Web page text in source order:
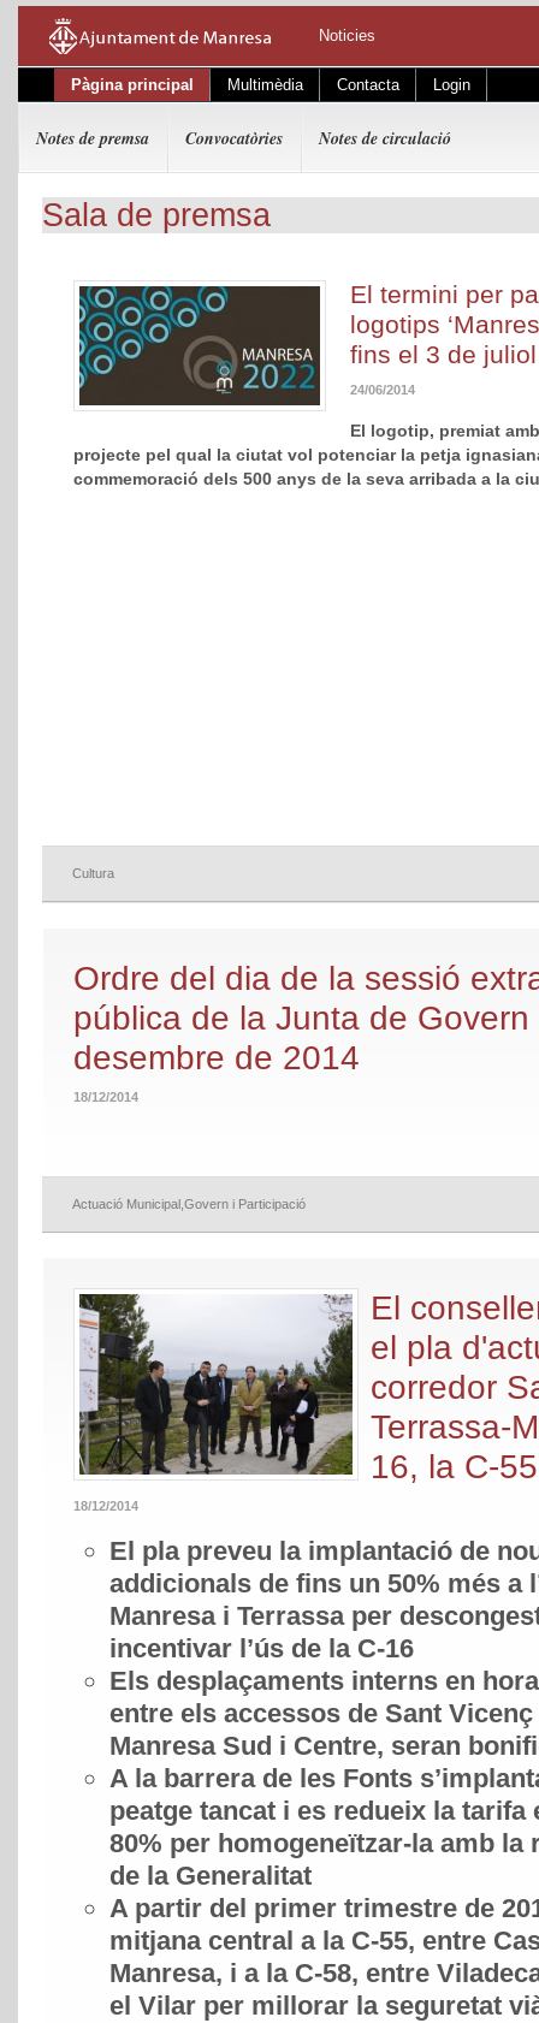
Noticies
Pàgina principal Multimèdia Contacta Login
Notes de premsa Convocatòries Notes de circulació
Sala de premsa
El termini per
logotips
fins el 3 de juliol
24/06/2014
El logotip, premiat
projecte pel qual la ciutat vol potenciar la petja
commemoració dels 500 anys de la seva arribada a la
Cultura
Ordre del dia de la sessió
pública de la Junta de
desembre de 2014
18/12/2014
Actuació Municipal Govern i Participació
El
el pla
corredor
Terrassa-
16, la C-
18/12/2014
El pla preveu la implantació de
addicionals de fins un 50% més a
Manresa i Terrassa per
incentivar l’ús de la C-16
Els desplaçaments interns en
entre els accessos de Sant
Manresa Sud i Centre, seran
A la barrera de les Fonts
peatge tancat i es redueix la tarifa
80% per homogeneïtzar-la amb la
de la Generalitat
A partir del primer trimestre de
mitjana central a la C-55, entre
Manresa, i a la C-58, entre
el Vilar per millorar la seguretat